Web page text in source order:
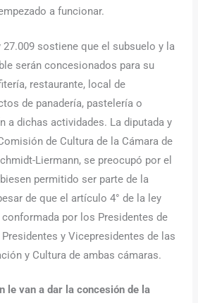
a funcionar.
27.009 sostiene que el subsuelo y la
serán concesionados para su
restaurante, local de
de panadería, pastelería o
a dichas actividades. La diputada y
de Cultura de la Cámara de
Liermann, se preocupó por el
permitido ser parte de la
de que el artículo 4° de la ley
por los Presidentes de
y Vicepresidentes de las
y Cultura de ambas cámaras.
le van a dar la concesión de la